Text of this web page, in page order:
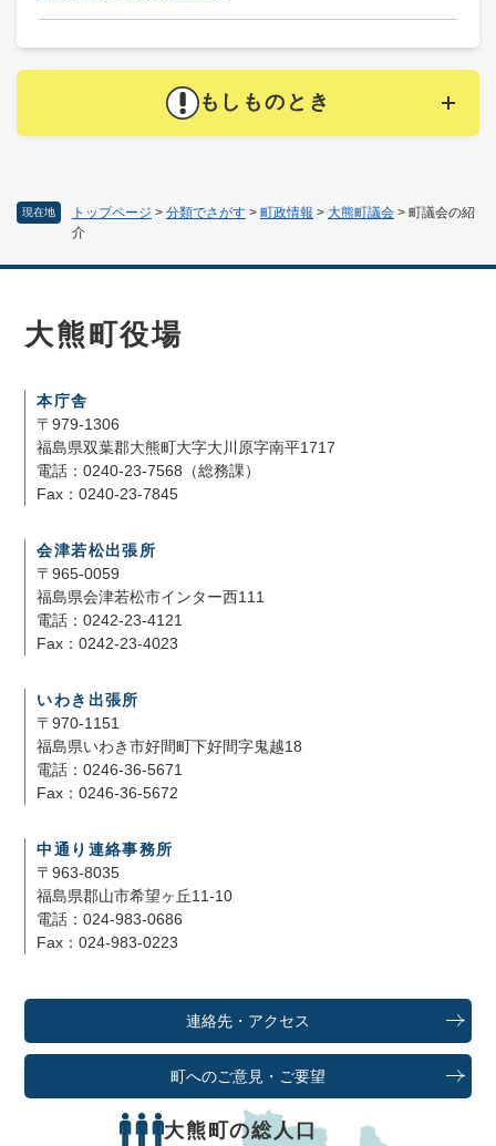
現在地 トップページ > 分類でさがす > 町政情報 > 大熊町議会 > 町議会の紹
介
もしものとき
大熊町役場
本庁舎
〒979-1306
福島県双葉郡大熊町大字大川原字南平1717
電話：0240-23-7568（総務課）
Fax：0240-23-7845
会津若松出張所
〒965-0059
福島県会津若松市インター西111
電話：0242-23-4121
Fax：0242-23-4023
いわき出張所
〒970-1151
福島県いわき市好間町下好間字鬼越18
電話：0246-36-5671
Fax：0246-36-5672
中通り連絡事務所
〒963-8035
福島県郡山市希望ヶ丘11-10
電話：024-983-0686
Fax：024-983-0223
連絡先・アクセス
町へのご意見・ご要望
大熊町の総人口